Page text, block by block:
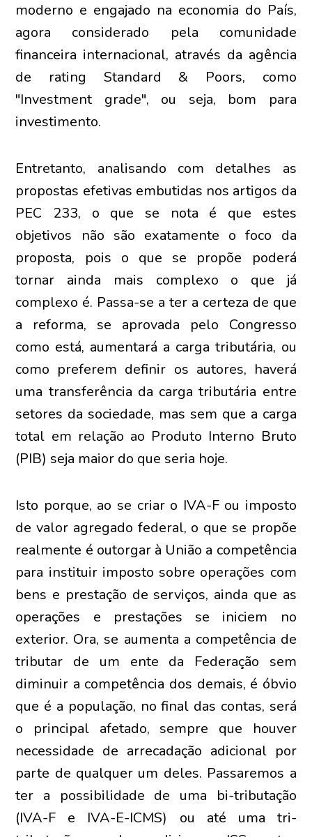
moderno e engajado na economia do País,
agora considerado pela comunidade
financeira internacional, através da agência
de rating Standard & Poors, como
"Investment grade", ou seja, bom para
investimento.
Entretanto, analisando com detalhes as
propostas efetivas embutidas nos artigos da
PEC 233, o que se nota é que estes
objetivos não são exatamente o foco da
proposta, pois o que se propõe poderá
tornar ainda mais complexo o que já
complexo é. Passa-se a ter a certeza de que
a reforma, se aprovada pelo Congresso
como está, aumentará a carga tributária, ou
como preferem definir os autores, haverá
uma transferência da carga tributária entre
setores da sociedade, mas sem que a carga
total em relação ao Produto Interno Bruto
(PIB) seja maior do que seria hoje.
Isto porque, ao se criar o IVA-F ou imposto
de valor agregado federal, o que se propõe
realmente é outorgar à União a competência
para instituir imposto sobre operações com
bens e prestação de serviços, ainda que as
operações e prestações se iniciem no
exterior. Ora, se aumenta a competência de
tributar de um ente da Federação sem
diminuir a competência dos demais, é óbvio
que é a população, no final das contas, será
o principal afetado, sempre que houver
necessidade de arrecadação adicional por
parte de qualquer um deles. Passaremos a
ter a possibilidade de uma bi-tributação
(IVA-F e IVA-E-ICMS) ou até uma tri-